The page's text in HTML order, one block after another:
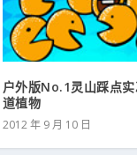
户外版No.1灵山踩点
道植物
2012 年 9 月 10 日